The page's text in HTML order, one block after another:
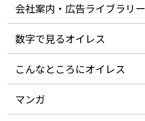
会社案内・広告ライブラリー
数字で見るオイレス
こんなところにオイレス
マンガ